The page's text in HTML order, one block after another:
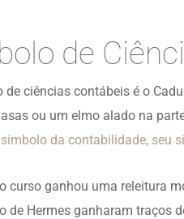
de
ciências contábeis é o
ou um elmo alado na
da contabilidade, seu
curso ganhou uma releitura
de Hermes ganharam traços